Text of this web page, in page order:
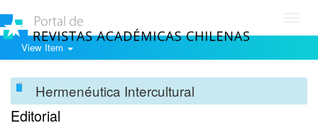
View Item
Hermenéutica Intercultural
Editorial